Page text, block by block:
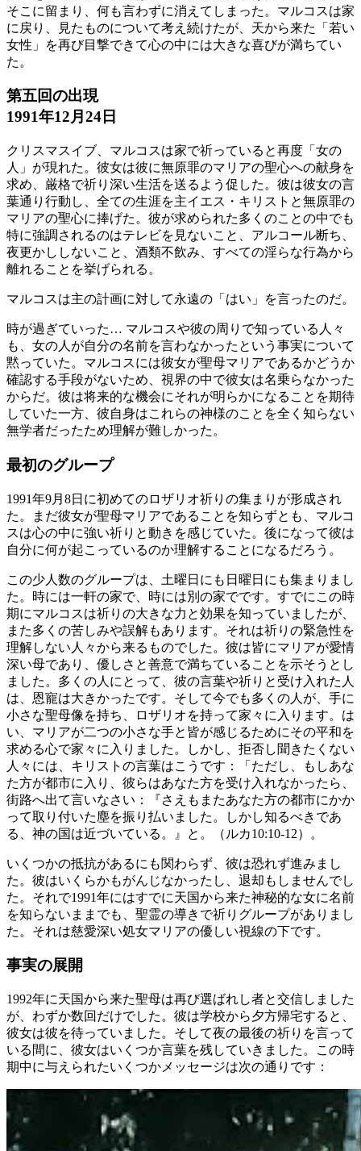
そこに留まり、何も言わずに消えてしまった。マルコスは家
に戻り、見たものについて考え続けたが、天から来た「若い
女性」を再び目撃できて心の中には大きな喜びが満ちてい
た。
第五回の出現
1991年12月24日
クリスマスイブ、マルコスは家で祈っていると再度「女の
人」が現れた。彼女は彼に無原罪のマリアの聖心への献身を
求め、厳格で祈り深い生活を送るよう促した。彼は彼女の言
葉通り行動し、全ての生涯を主イエス・キリストと無原罪の
マリアの聖心に捧げた。彼が求められた多くのことの中でも
特に強調されるのはテレビを見ないこと、アルコール断ち、
夜更かししないこと、酒類不飲み、すべての淫らな行為から
離れることを挙げられる。
マルコスは主の計画に対して永遠の「はい」を言ったのだ。
時が過ぎていった… マルコスや彼の周りで知っている人々
も、女の人が自分の名前を言わなかったという事実について
黙っていた。マルコスには彼女が聖母マリアであるかどうか
確認する手段がないため、視界の中で彼女は名乗らなかった
からだ。彼は将来的な機会にそれが明らかになることを期待
していた一方、彼自身はこれらの神様のことを全く知らない
無学者だったため理解が難しかった。
最初のグループ
1991年9月8日に初めてのロザリオ祈りの集まりが形成され
た。まだ彼女が聖母マリアであることを知らずとも、マルコ
スは心の中に強い祈りと動きを感じていた。後になって彼は
自分に何が起こっているのか理解することになるだろう。
この少人数のグループは、土曜日にも日曜日にも集まりまし
た。時には一軒の家で、時には別の家でです。すでにこの時
期にマルコスは祈りの大きな力と効果を知っていましたが、
また多くの苦しみや誤解もあります。それは祈りの緊急性を
理解しない人々から来るものでした。彼は皆にマリアが愛情
深い母であり、優しさと善意で満ちていることを示そうとし
ました。多くの人にとって、彼の言葉や祈りと受け入れた人
は、恩寵は大きかったです。そして今でも多くの人が、手に
小さな聖母像を持ち、ロザリオを持って家々に入ります。は
い、マリアが二つの小さな手と皆が感じるためにその平和を
求める心で家々に入りました。しかし、拒否し聞きたくない
人々には、キリストの言葉はこうです：「ただし、もしあな
た方が都市に入り、彼らはあなた方を受け入れなかったら、
街路へ出て言いなさい：『さえもまたあなた方の都市にかか
って取り付いた塵を振り払いました。しかし知るべきであ
る、神の国は近づいている。』と。（ルカ10:10-12）。
いくつかの抵抗があるにも関わらず、彼は恐れず進みまし
た。彼はいくらかもがんじなかったし、退却もしませんでし
た。それで1991年にはすでに天国から来た神秘的な女に名前
を知らないままでも、聖霊の導きで祈りグループがありまし
た。それは慈愛深い処女マリアの優しい視線の下です。
事実の展開
1992年に天国から来た聖母は再び選ばれし者と交信しました
が、わずか数回だけでした。彼は学校から夕方帰宅すると、
彼女は彼を待っていました。そして夜の最後の祈りを言って
いる間に、彼女はいくつか言葉を残していきました。この時
期中に与えられたいくつかメッセージは次の通りです：